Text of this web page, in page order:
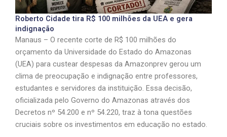
Roberto Cidade tira R$ 100 milhões da UEA e gera
indignação
Manaus – O recente corte de R$ 100 milhões do
orçamento da Universidade do Estado do Amazonas
(UEA) para custear despesas da Amazonprev gerou um
clima de preocupação e indignação entre professores,
estudantes e servidores da instituição. Essa decisão,
oficializada pelo Governo do Amazonas através dos
Decretos nº 54.200 e nº 54.220, traz à tona questões
cruciais sobre os investimentos em educação no estado.